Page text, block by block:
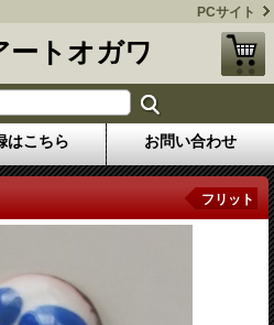
PCサイト
ートオガワ
はこちら お問い合わせ
フリット